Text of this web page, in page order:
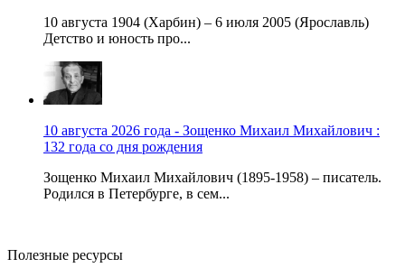
10 августа 1904 (Харбин) – 6 июля 2005 (Ярославль)
Детство и юность про...
10 августа 2026 года - Зощенко Михаил Михайлович :
132 года со дня рождения
Зощенко Михаил Михайлович (1895-1958) – писатель.
Родился в Петербурге, в сем...
Полезные ресурсы